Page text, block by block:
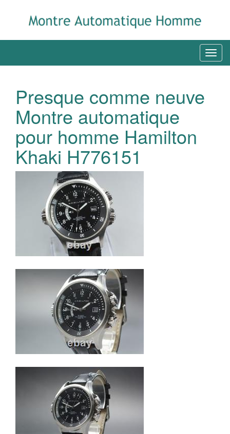
Presque comme neuve
Montre automatique
pour homme Hamilton
Khaki H776151